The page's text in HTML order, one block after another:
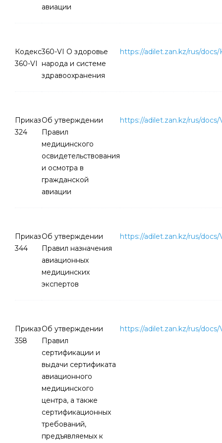
авиации
Кодекс
360-VI
360-VI О здоровье
народа и системе
здравоохранения
https://adilet.zan.kz/rus/
Приказ
324
Об утверждении
Правил
медицинского
освидетельствования
и осмотра в
гражданской
авиации
https://adilet.zan.kz/rus/docs/
Приказ
344
Об утверждении
Правил назначения
авиационных
медицинских
экспертов
https://adilet.zan.kz/rus/docs/
Приказ
358
Об утверждении
Правил
сертификации и
выдачи сертификата
авиационного
медицинского
центра, а также
сертификационных
требований,
предъявляемых к
https://adilet.zan.kz/rus/docs/